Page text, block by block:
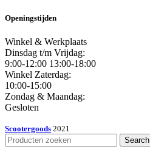
Openingstijden
Winkel & Werkplaats
Dinsdag t/m Vrijdag:
9:00-12:00 13:00-18:00
Winkel Zaterdag:
10:00-15:00
Zondag & Maandag:
Gesloten
Scootergoods 2021
Search